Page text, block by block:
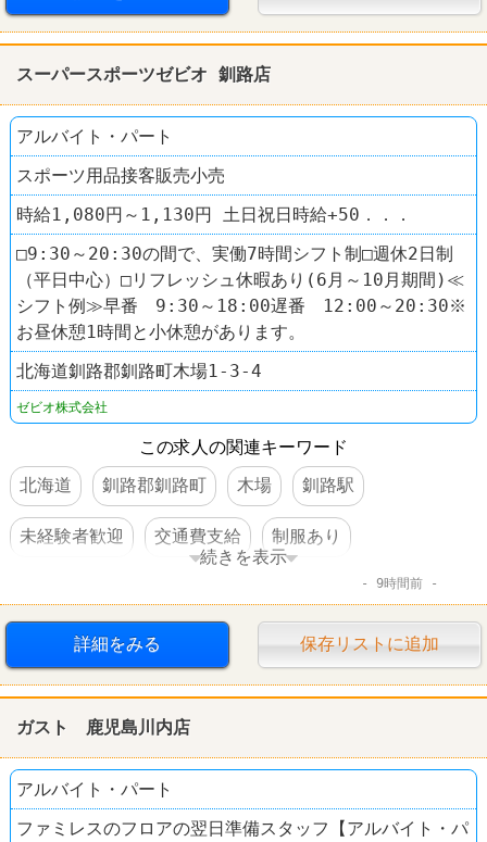
その他小売店 なんでも酒や カクヤス
スーパースポーツゼビオ 釧路店
アルバイト・パート
スポーツ用品接客販売小売
時給1,080円～1,130円 土日祝日時給+50．．．
□9:30～20:30の間で、実働7時間シフト制□週休2日制
（平日中心）□リフレッシュ休暇あり(6月～10月期間)≪
シフト例≫早番 9:30～18:00遅番 12:00～20:30※
お昼休憩1時間と小休憩があります。
北海道釧路郡釧路町木場1-3-4
ゼビオ株式会社
この求人の関連キーワード
北海道
釧路郡釧路町 木場 釧路駅
未経験者歓迎 交通費支給 制服あり
スポーツショップ スーパースポーツゼビオ
続きを表示
9時間前
詳細をみる 保存リストに追加
ガスト 鹿児島川内店
アルバイト・パート
ファミレスのフロアの翌日準備スタッフ【アルバイト・パ